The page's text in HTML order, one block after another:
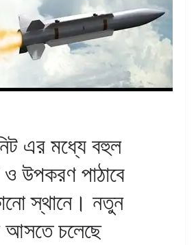
এর মধ্যে বহুল
ও উপকরণ পাঠাবে
স্থানে। নতুন
আসতে চলেছে